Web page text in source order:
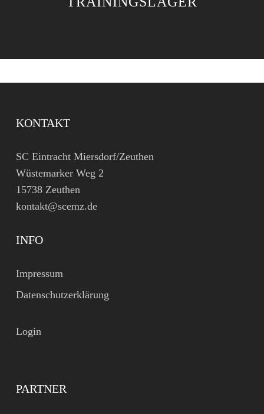
KONTAKT
SC Eintracht Miersdorf/Zeuthen
Wüstemarker Weg 2
15738 Zeuthen
kontakt@scemz.de
INFO
Impressum
Datenschutzerklärung
Login
PARTNER